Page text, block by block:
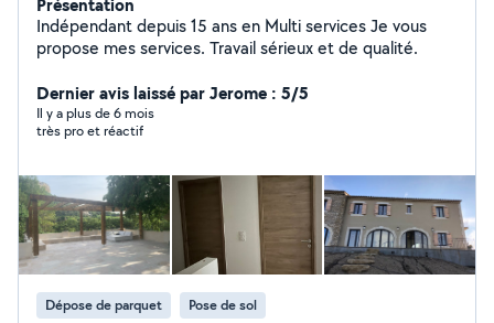
Indépendant depuis 15 ans en Multi services Je vous
propose mes services. Travail sérieux et de qualité.
Dernier avis laissé par Jerome : 5/5
Il y a plus de 6 mois
très pro et réactif
Dépose de parquet Pose de sol